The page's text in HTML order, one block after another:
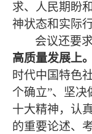
求、人民期盼
神状态和实际
会议还要求
高质量发展上
时代中国特色
个确立”、坚决
十大精神，认
的重要论述、